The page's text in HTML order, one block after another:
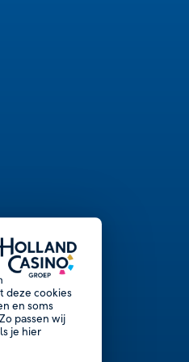
deze cookies
en soms
passen wij
je hier